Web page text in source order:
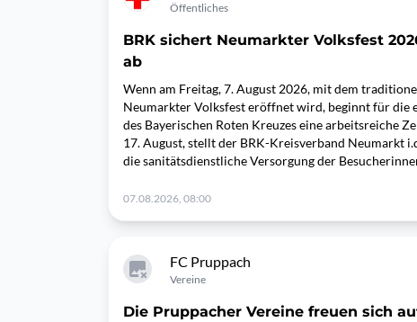
Öffentliches
BRK sichert Neumarkter Volksfest
ab
Wenn am Freitag, 7. August 2026, mit dem
Neumarkter Volksfest eröffnet wird, beginnt für die
des Bayerischen Roten Kreuzes eine arbeitsreiche
17. August, stellt der BRK-Kreisverband Neumarkt
die sanitätsdienstliche Versorgung der
07.08.2026, 08:00
FC Pruppach
Vereine
Die Pruppacher Vereine freuen sich